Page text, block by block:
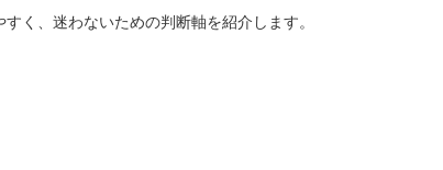
く、迷わないための判断軸を紹介します。